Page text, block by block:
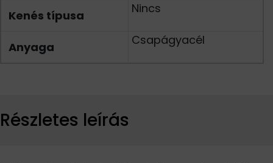
Kenés típusa Nincs
Anyaga Csapágyacél
Részletes leírás